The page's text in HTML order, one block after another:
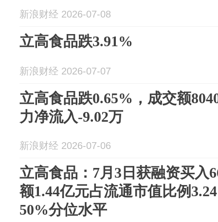
新浪财经 2026-07-08
立高食品跌3.91%
新浪财经 2026-07-07
立高食品跌0.65%，成交额
力净流入-9.02万
新浪财经 2026-07-06
立高食品：7月3日获融资买入
额1.44亿元占流通市值比例
50%分位水平